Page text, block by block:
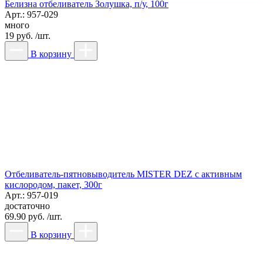
Белизна отбеливатель Золушка, п/у, 100г
Арт.: 957-029
много
19 руб. /шт.
В корзину
Отбеливатель-пятновыводитель MISTER DEZ с активным
кислородом, пакет, 300г
Арт.: 957-019
достаточно
69.90 руб. /шт.
В корзину